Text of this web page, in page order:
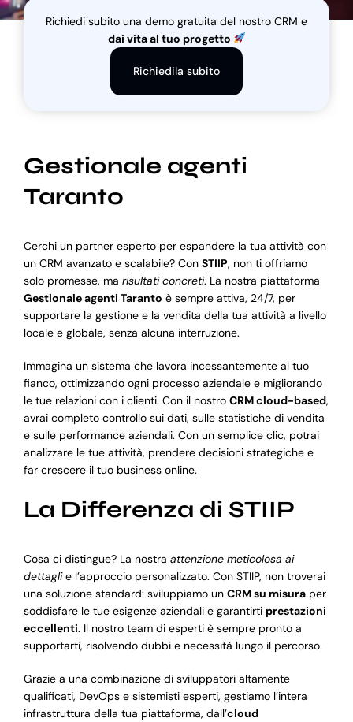
Richiedi subito una demo gratuita del nostro CRM e
dai vita al tuo progetto
Richiedila subito
Gestionale agenti
Taranto
Cerchi un partner esperto per espandere la tua attività con
un CRM avanzato e scalabile? Con STIIP, non ti offriamo
solo promesse, ma risultati concreti. La nostra piattaforma
Gestionale agenti Taranto è sempre attiva, 24/7, per
supportare la gestione e la vendita della tua attività a livello
locale e globale, senza alcuna interruzione.
Immagina un sistema che lavora incessantemente al tuo
fianco, ottimizzando ogni processo aziendale e migliorando
le tue relazioni con i clienti. Con il nostro CRM cloud-based,
avrai completo controllo sui dati, sulle statistiche di vendita
e sulle performance aziendali. Con un semplice clic, potrai
analizzare le tue attività, prendere decisioni strategiche e
far crescere il tuo business online.
La Differenza di STIIP
Cosa ci distingue? La nostra attenzione meticolosa ai
dettaglie l’approccio personalizzato. Con STIIP, non troverai
una soluzione standard: sviluppiamo un CRM su misuraper
soddisfare le tue esigenze aziendali e garantirti prestazioni
eccellenti. Il nostro team di esperti è sempre pronto a
supportarti, risolvendo dubbi e necessità lungo il percorso.
Grazie a una combinazione di sviluppatori altamente
qualificati, DevOps e sistemisti esperti, gestiamo l’intera
infrastruttura della tua piattaforma, dall’cloud